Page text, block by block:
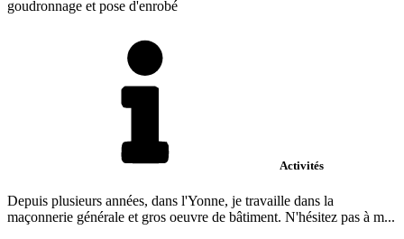
goudronnage et pose d'enrobé
Activités
Depuis plusieurs années, dans l'Yonne, je travaille dans la
maçonnerie générale et gros oeuvre de bâtiment. N'hésitez pas à m...